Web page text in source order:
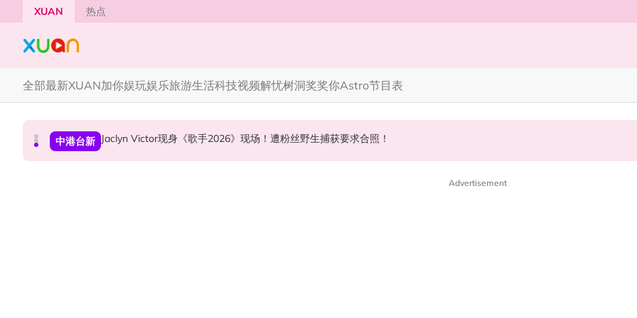
Skip to main content
XUAN 热点
全部最新XUAN加你娱玩娱乐旅游生活科技视频解忧树洞奖奖你Astro节目表
中港台新 中国《歌手2026》 “歌王之战” 成绩出炉！胡彦斌夺得歌王宝座！
国际星闻 YG大楼遭女粉持高尔夫球杆猛砸！BLACKPINK 10周年最新进展曝光！
中港台新 Jaclyn Victor现身《歌手2026》现场！遭粉丝野生捕获要求合照！
Advertisement